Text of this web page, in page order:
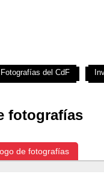
fotografías
de fotografías
Fotografías del CdF